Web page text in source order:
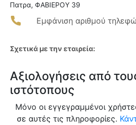
Πατρα, ΦΑΒΙΕΡΟΥ 39
Εμφάνιση αριθμού
Σχετικά με την εταιρεία:
Αξιολογήσεις από
ιστότοπους
Μόνο οι εγγεγραμμένοι
σε αυτές τις πληροφορίες.